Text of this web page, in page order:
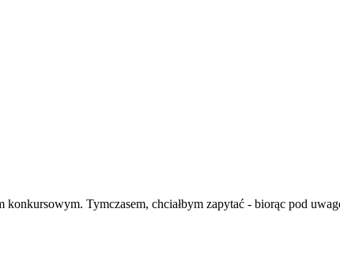
Tymczasem, chciałbym zapytać - biorąc pod